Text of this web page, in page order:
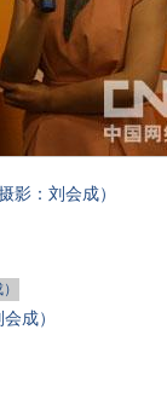
影：刘会成）
成）